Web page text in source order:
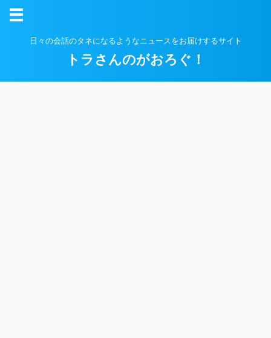
日々の会話のタネになるようなニュースをお届けするサイト
トラさんのがおろぐ！